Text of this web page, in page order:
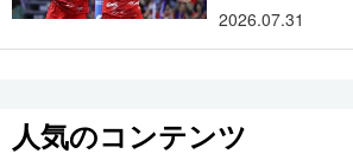
2026.07.31
人気のコンテンツ